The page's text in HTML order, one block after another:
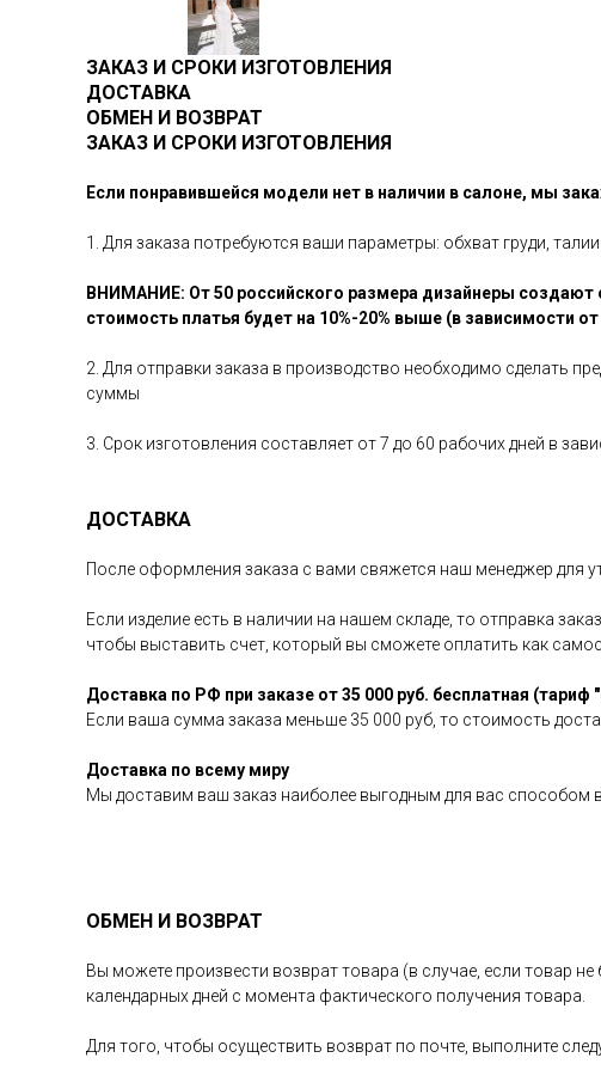
ЗАКАЗ И СРОКИ ИЗГОТОВЛЕНИЯ
ДОСТАВКА
ОБМЕН И ВОЗВРАТ
ЗАКАЗ И СРОКИ ИЗГОТОВЛЕНИЯ
Если понравившейся модели нет в наличии в салоне, мы
1. Для заказа потребуются ваши параметры: обхват груди,
ВНИМАНИЕ: От 50 российского размера дизайнеры
стоимость платья будет на 10%-20% выше (в зависимости
2. Для отправки заказа в производство необходимо сделать
суммы
3. Срок изготовления составляет от 7 до 60 рабочих дней в
ДОСТАВКА
После оформления заказа с вами свяжется наш менеджер для
Если изделие есть в наличии на нашем складе, то отправка
чтобы выставить счет, который вы сможете оплатить как
Доставка по РФ при заказе от 35 000 руб. бесплатная (тариф
Если ваша сумма заказа меньше 35 000 руб, то стоимость
Доставка по всему миру
Мы доставим ваш заказ наиболее выгодным для вас способом
ОБМЕН И ВОЗВРАТ
Вы можете произвести возврат товара (в случае, если товар
календарных дней с момента фактического получения товара.
Для того, чтобы осуществить возврат по почте, выполните